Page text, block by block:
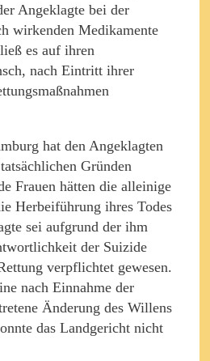
Angeklagte bei der
wirkenden Medikamente
es auf ihren
nach Eintritt ihrer
hat den Angeklagten
Gründen
Frauen hätten die alleinige
Herbeiführung ihres Todes
sei aufgrund der ihm
der Suizide
verpflichtet gewesen.
nach Einnahme der
Änderung des Willens
das Landgericht nicht